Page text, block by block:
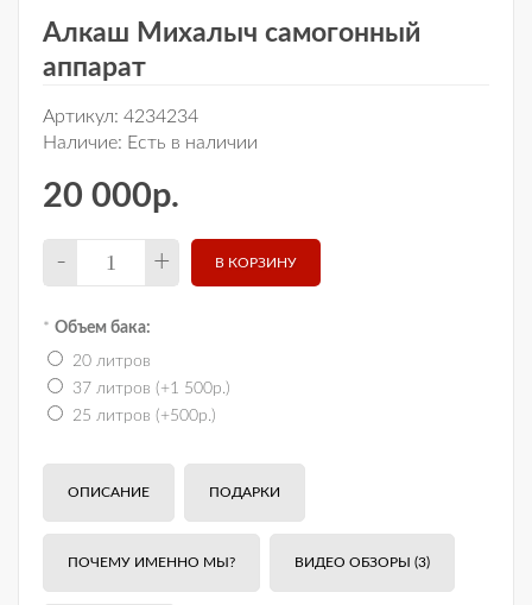
Алкаш Михалыч самогонный
аппарат
Артикул: 4234234
Наличие: Есть в наличии
20 000р.
+
-
* Объем бака:
20 литров
37 литров (+1 500р.)
25 литров (+500р.)
ОПИСАНИЕ ПОДАРКИ
ПОЧЕМУ ИМЕННО МЫ? ВИДЕО ОБЗОРЫ (3)